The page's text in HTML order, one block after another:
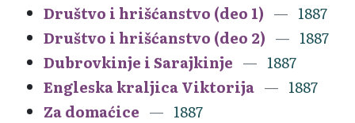
Društvo i hrišćanstvo (deo 1)
1887
Društvo i hrišćanstvo (deo 2)
1887
Dubrovkinje i Sarajkinje
1887
Engleska kraljica Viktorija
1887
Za domaćice
1887